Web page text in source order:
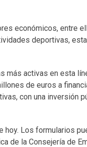
económicos, entre
deportivas,
más activas en esta
de euros a
con una inversión
hoy. Los formularios
de la Consejería de